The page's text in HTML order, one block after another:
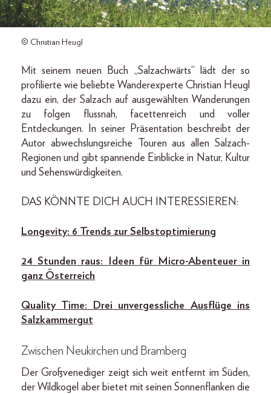
© Christian Heugl
Mit seinem neuen Buch „Salzachwärts“ lädt der so
profilierte wie beliebte Wanderexperte Christian Heugl
dazu ein, der Salzach auf ausgewählten Wanderungen
zu folgen flussnah, facettenreich und voller
Entdeckungen. In seiner Präsentation beschreibt der
Autor abwechslungsreiche Touren aus allen Salzach-
Regionen und gibt spannende Einblicke in Natur, Kultur
und Sehenswürdigkeiten.
DAS KÖNNTE DICH AUCH INTERESSIEREN:
Longevity: 6 Trends zur Selbstoptimierung
24 Stunden raus: Ideen für Micro-Abenteuer in
ganz Österreich
Quality Time: Drei unvergessliche Ausflüge ins
Salzkammergut
Zwischen Neukirchen und Bramberg
Der Großvenediger zeigt sich weit entfernt im Süden,
der Wildkogel aber bietet mit seinen Sonnenflanken die